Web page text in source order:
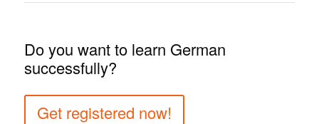
Do you want to learn German
successfully?
Get registered now!